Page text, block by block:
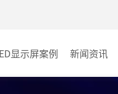
显示屏案例 新闻资讯